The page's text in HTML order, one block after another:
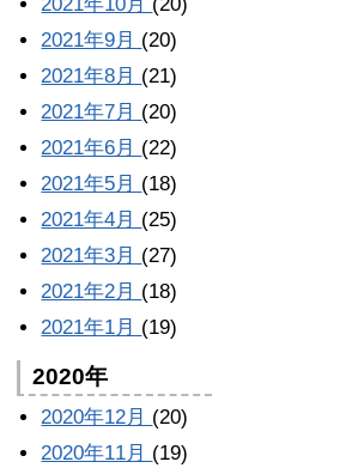
2021年9月 (20)
2021年8月 (21)
2021年7月 (20)
2021年6月 (22)
2021年5月 (18)
2021年4月 (25)
2021年3月 (27)
2021年2月 (18)
2021年1月 (19)
2020年
2020年12月 (20)
2020年11月 (19)